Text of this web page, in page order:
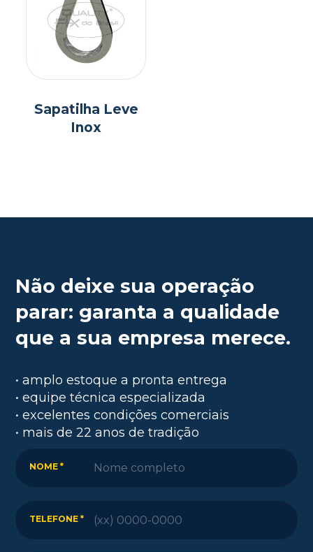
Sapatilha Leve
Inox
Não deixe sua operação
parar: garanta a qualidade
que a sua empresa merece.
• amplo estoque a pronta entrega
• equipe técnica especializada
• excelentes condições comerciais
• mais de 22 anos de tradição
NOME *
TELEFONE *